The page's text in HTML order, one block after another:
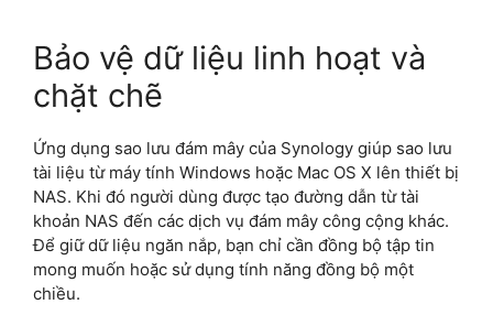
Bảo vệ dữ liệu linh hoạt và
chặt chẽ
Ứng dụng sao lưu đám mây của Synology giúp sao lưu
tài liệu từ máy tính Windows hoặc Mac OS X lên thiết bị
NAS. Khi đó người dùng được tạo đường dẫn từ tài
khoản NAS đến các dịch vụ đám mây công cộng khác.
Để giữ dữ liệu ngăn nắp, bạn chỉ cần đồng bộ tập tin
mong muốn hoặc sử dụng tính năng đồng bộ một
chiều.